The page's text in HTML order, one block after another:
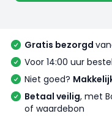
Gratis bezorgd
Voor 14:00 uur
Niet goed?
Betaal veilig, met
of waardebon